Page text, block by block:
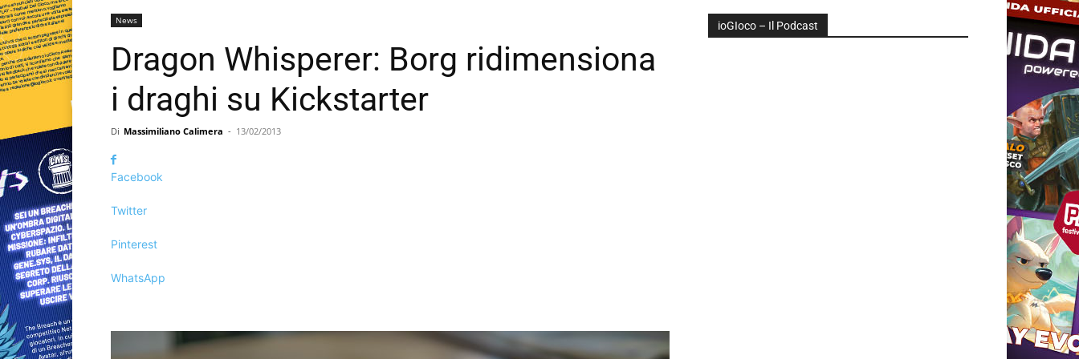
News
Dragon Whisperer: Borg ridimensiona
i draghi su Kickstarter
Di Massimiliano Calimera - 13/02/2013
Facebook
Twitter
Pinterest
WhatsApp
ioGIoco – Il Podcast